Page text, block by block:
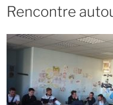
LE
Rencontre